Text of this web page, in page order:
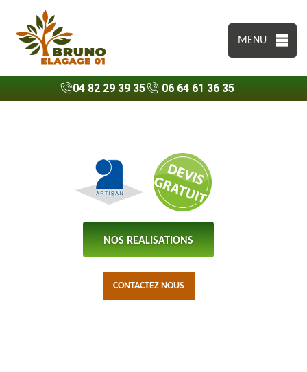
MENU
04 82 29 39 35 06 64 61 36 35
NOS REALISATIONS
CONTACTEZ NOUS